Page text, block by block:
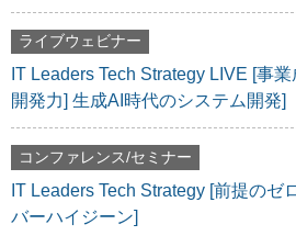
ライブウェビナー
IT Leaders Tech Strategy LIVE [事
開発力] 生成AI時代のシステム開発]
コンファレンス/セミナー
IT Leaders Tech Strategy [前提のゼ
バーハイジーン]